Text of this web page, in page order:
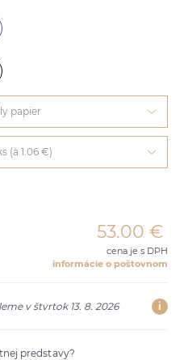
papier
(à 1.06 €)
53.00 €
cena je s DPH
informácie o poštovnom
v štvrtok 13. 8. 2026 i
predstavy?